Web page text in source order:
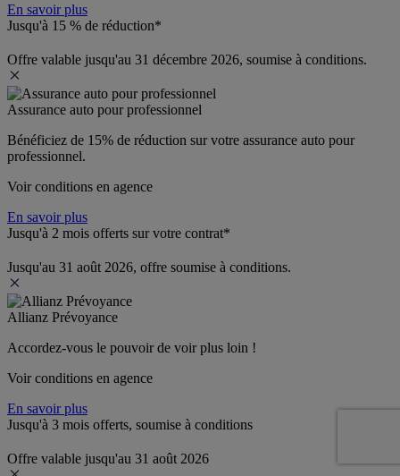
En savoir plus
Jusqu'à 15 % de réduction*
Offre valable jusqu'au 31 décembre 2026, soumise à conditions.
Assurance auto pour professionnel
Bénéficiez de 15% de réduction sur votre assurance auto pour
professionnel.
Voir conditions en agence
En savoir plus
Jusqu'à 2 mois offerts sur votre contrat*
Jusqu'au 31 août 2026, offre soumise à conditions.
Allianz Prévoyance
Accordez-vous le pouvoir de voir plus loin !
Voir conditions en agence
En savoir plus
Jusqu'à 3 mois offerts, soumise à conditions
Offre valable jusqu'au 31 août 2026